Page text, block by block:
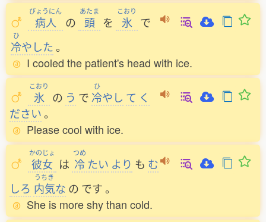
びょうにん
病人 の
あたま
頭 を
こおり
氷 で
ひ
冷やした。
I cooled the patient's head with ice.
こおり
氷 の う で
ひ
冷やし て く
ださい。
Please cool with ice.
かのじょ
彼女 は
つめ
冷たい より も む
しろ
うちき
内気な の です。
She is more shy than cold.